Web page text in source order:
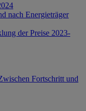
nach Energieträger
der Preise 2023-
Fortschritt und